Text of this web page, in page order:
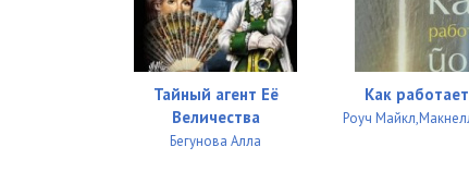
Тайный агент Её
Величества
Бегунова Алла
Как
Роуч